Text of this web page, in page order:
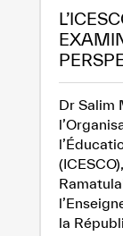
Dr Salim
la